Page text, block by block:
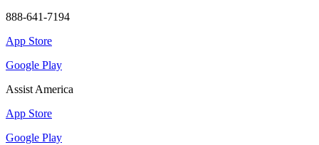
888-641-7194
App Store
Google Play
Assist America
App Store
Google Play